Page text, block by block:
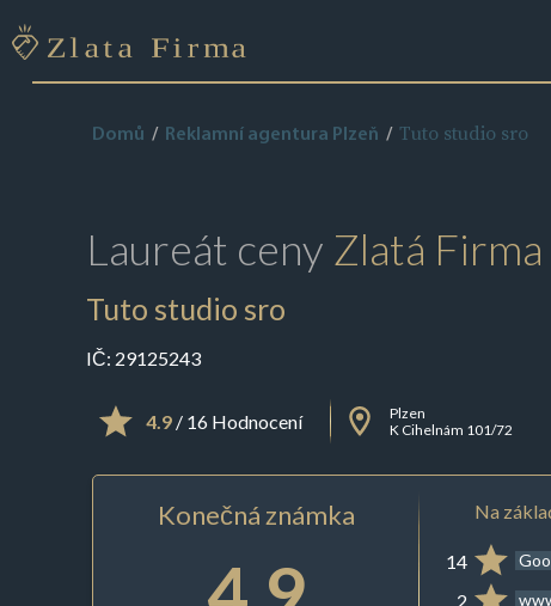
Domů Reklamní agentura Plzeň Tuto studio sro
Laureát ceny Zlatá Firma
Tuto studio sro
IČ: 29125243
4.9/ 16 Hodnocení
Plzen
K Cihelnám 101/72
Konečná známka Na
14
2